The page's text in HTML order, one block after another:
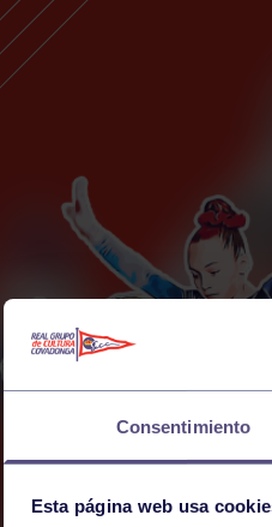
Consentimiento
Esta página web usa